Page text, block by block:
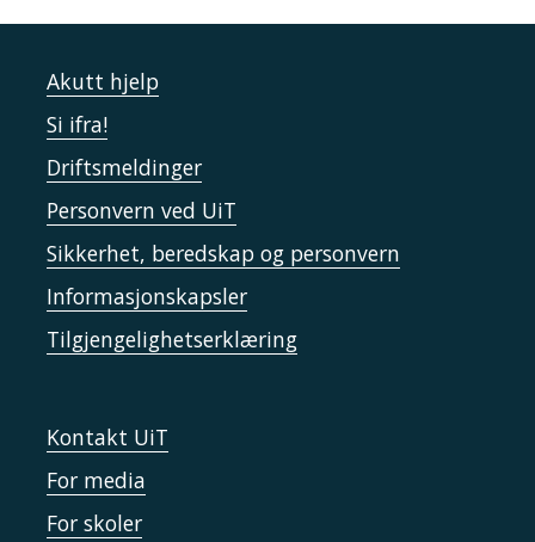
Akutt hjelp
Si ifra!
Driftsmeldinger
Personvern ved UiT
Sikkerhet, beredskap og personvern
Informasjonskapsler
Tilgjengelighetserklæring
Kontakt UiT
For media
For skoler